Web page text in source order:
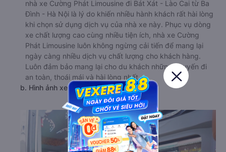
nhà xe Cường Phát Limousine đi Bát Xát - Lào Cai từ Ba
Đình - Hà Nội là lý do khiến nhiều hành khách rất hài lòng
khi chọn sử dụng dịch vụ của nhà xe này. Phục vụ dòng
xe chất lượng cao cùng nhiều tiện ích, nhà xe Cường
Phát Limousine luôn không ngừng cải tiến để mang lại
ngày càng nhiều dịch vụ chất lượng cho khách hàng.
Luôn đảm bảo mang lại cho du khách những chuyến đi
an toàn, thoái mái và hài lòng nhất.
b. Hình ảnh xe Cường Phát Limousine